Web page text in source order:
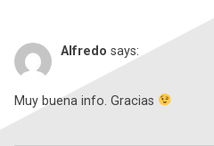
Alfredo says:
Muy buena info. Gracias